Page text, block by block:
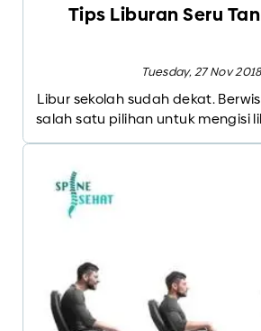
Tips Liburan Seru
Tuesday, 27 Nov 2018
Libur sekolah sudah dekat.
salah satu pilihan untuk mengisi
sakit yang muncul saat
sepenuhnya, anda harus
tetap sehat dan terhindar